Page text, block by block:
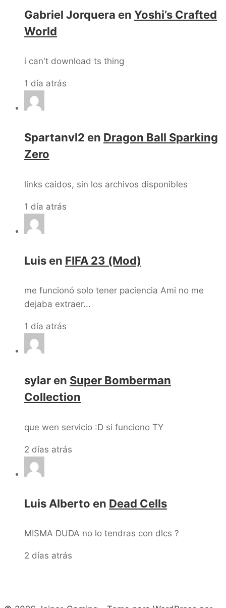
Gabriel Jorquera en Yoshi’s Crafted
World
i can't download ts thing
1 día atrás
Spartanvl2 en Dragon Ball Sparking
Zero
links caidos, sin los archivos disponibles
1 día atrás
Luis en FIFA 23 (Mod)
me funcionó solo tener paciencia Ami no me
dejaba extraer...
1 día atrás
sylar en Super Bomberman
Collection
que wen servicio :D si funciono TY
2 días atrás
Luis Alberto en Dead Cells
MISMA DUDA no lo tendras con dlcs ?
2 días atrás